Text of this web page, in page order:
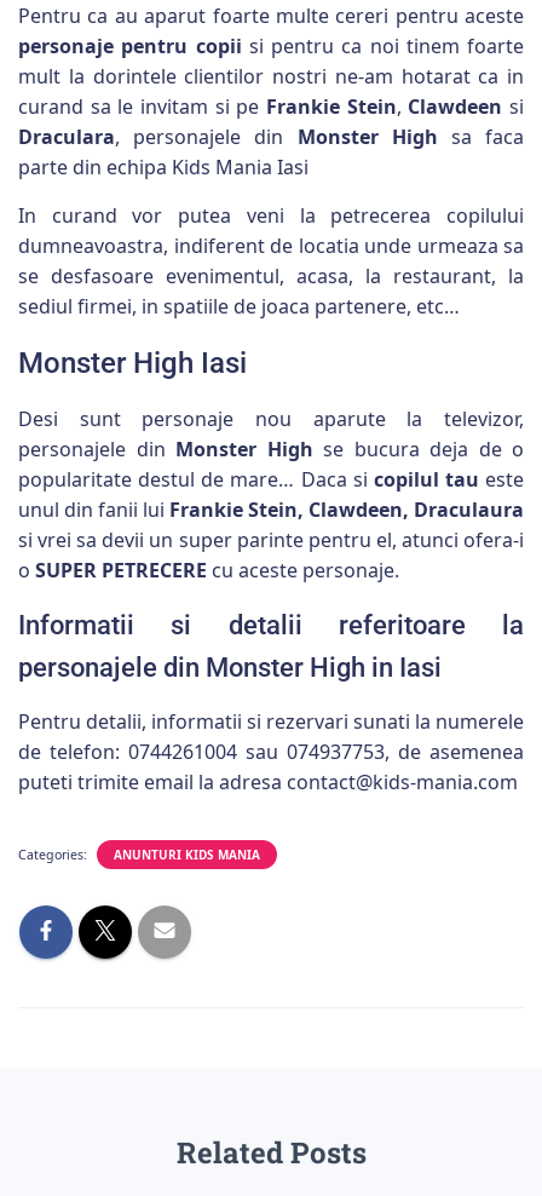
Pentru ca au aparut foarte multe cereri pentru aceste
personaje pentru copii si pentru ca noi tinem foarte
mult la dorintele clientilor nostri ne-am hotarat ca in
curand sa le invitam si pe Frankie Stein, Clawdeen si
Draculara, personajele din Monster High sa faca
parte din echipa Kids Mania Iasi
In curand vor putea veni la petrecerea copilului
dumneavoastra, indiferent de locatia unde urmeaza sa
se desfasoare evenimentul, acasa, la restaurant, la
sediul firmei, in spatiile de joaca partenere, etc…
Monster High Iasi
Desi sunt personaje nou aparute la televizor,
personajele din Monster High se bucura deja de o
popularitate destul de mare… Daca si copilul tau este
unul din fanii lui Frankie Stein, Clawdeen, Draculaura
si vrei sa devii un super parinte pentru el, atunci ofera-i
o SUPER PETRECERE cu aceste personaje.
Informatii si detalii referitoare la
personajele din Monster High in Iasi
Pentru detalii, informatii si rezervari sunati la numerele
de telefon: 0744261004 sau 074937753, de asemenea
puteti trimite email la adresa contact@kids-mania.com
Categories: ANUNTURI KIDS MANIA
Related Posts